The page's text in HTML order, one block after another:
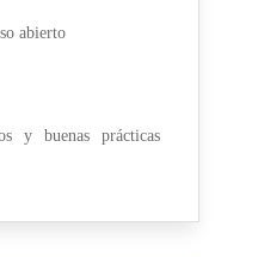
abierto
y buenas prácticas